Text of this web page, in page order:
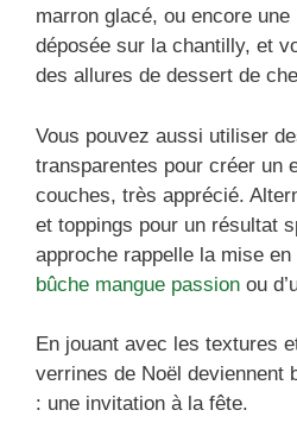
marron glacé, ou encore
déposée sur la chantilly, et
des allures de dessert de
Vous pouvez aussi utiliser
transparentes pour créer un
couches, très apprécié.
et toppings pour un résultat
approche rappelle la mise en
bûche mangue passion ou
En jouant avec les textures
verrines de Noël deviennent
: une invitation à la fête.